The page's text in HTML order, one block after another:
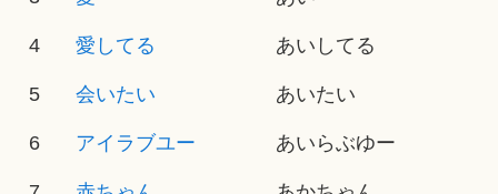
4 愛してる あいしてる
5 会いたい あいたい
6 アイラブユー あいらぶゆー